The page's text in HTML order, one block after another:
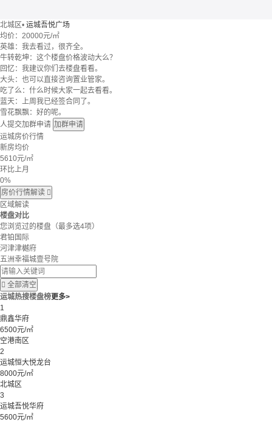
北城区• 运城吾悦广场
均价： 20000元/㎡
英雄：我去看过，很齐全。
牛转乾坤：这个楼盘价格波动大么？
回忆：我建议你们去楼盘看看。
大头：也可以直接咨询置业管家。
吃了么：什么时候大家一起去看看。
蓝天：上周我已经签合同了。
雪花飘飘：好的呢。
人提交加群申请 加群申请
运城房价行情
新房均价
5610元/㎡
环比上月
0%
房价行情解读 
区域解读
楼盘对比
您浏览过的楼盘 （最多选4项）
君铂国际
河津津樾府
五洲幸福城壹号院
 全部清空
运城热搜楼盘榜更多>
1
鼎鑫华府
6500元/㎡
空港南区
2
运城恒大悦龙台
8000元/㎡
北城区
3
运城吾悦华府
5600元/㎡